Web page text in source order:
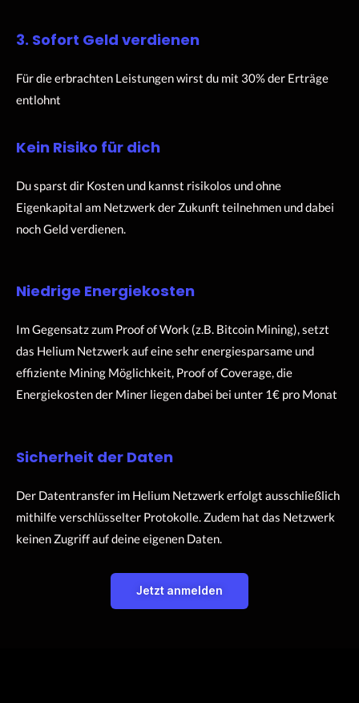
3. Sofort Geld verdienen
Für die erbrachten Leistungen wirst du mit 30% der Erträge
entlohnt
Kein Risiko für dich
Du sparst dir Kosten und kannst risikolos und ohne
Eigenkapital am Netzwerk der Zukunft teilnehmen und dabei
noch Geld verdienen.
Niedrige Energiekosten
Im Gegensatz zum Proof of Work (z.B. Bitcoin Mining), setzt
das Helium Netzwerk auf eine sehr energiesparsame und
effiziente Mining Möglichkeit, Proof of Coverage, die
Energiekosten der Miner liegen dabei bei unter 1€ pro Monat
Sicherheit der Daten
Der Datentransfer im Helium Netzwerk erfolgt ausschließlich
mithilfe verschlüsselter Protokolle. Zudem hat das Netzwerk
keinen Zugriff auf deine eigenen Daten.
Jetzt anmelden